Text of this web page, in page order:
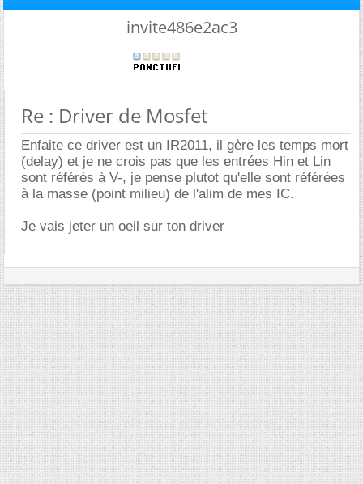
invite486e2ac3
Re : Driver de Mosfet
Enfaite ce driver est un IR2011, il gère les temps mort
(delay) et je ne crois pas que les entrées Hin et Lin
sont référés à V-, je pense plutot qu'elle sont référées
à la masse (point milieu) de l'alim de mes IC.
Je vais jeter un oeil sur ton driver